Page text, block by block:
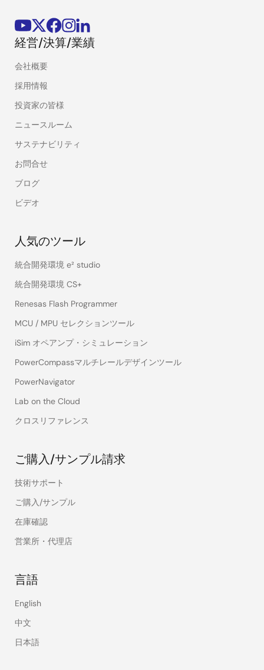
経営/決算/業績
会社概要
採用情報
投資家の皆様
ニュースルーム
サステナビリティ
お問合せ
ブログ
ビデオ
人気のツール
統合開発環境 e² studio
統合開発環境 CS+
Renesas Flash Programmer
MCU / MPU セレクションツール
iSim オペアンプ・シミュレーション
PowerCompassマルチレールデザインツール
PowerNavigator
Lab on the Cloud
クロスリファレンス
ご購入/サンプル請求
技術サポート
ご購入/サンプル
在庫確認
営業所・代理店
言語
English
中文
日本語